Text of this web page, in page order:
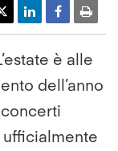
è alle
dell’anno
ufficialmente